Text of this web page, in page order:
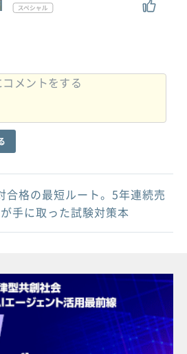
合格の最短ルート。5年連続売
手に取った試験対策本